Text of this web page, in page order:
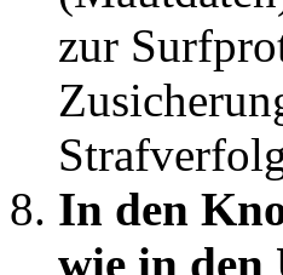
zur
In den
wie in den